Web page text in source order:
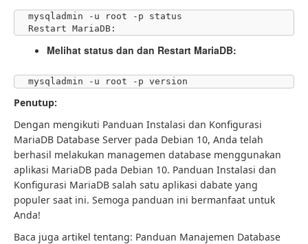
mysqladmin -u root -p status
Restart MariaDB:
Melihat status dan dan Restart MariaDB:
mysqladmin -u root -p version
Penutup:
Dengan mengikuti Panduan Instalasi dan Konfigurasi
MariaDB Database Server pada Debian 10, Anda telah
berhasil melakukan managemen database menggunakan
aplikasi MariaDB pada Debian 10. Panduan Instalasi dan
Konfigurasi MariaDB salah satu aplikasi dabate yang
populer saat ini. Semoga panduan ini bermanfaat untuk
Anda!
Baca juga artikel tentang: Panduan Manajemen Database